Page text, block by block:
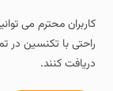
کاربران محترم می
راحتی با تکنسین در
دریافت کنند.